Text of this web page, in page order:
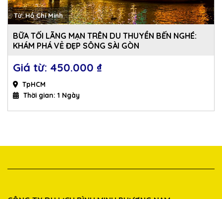
Từ: Hồ Chí Minh
BỮA TỐI LÃNG MẠN TRÊN DU THUYỀN BẾN NGHÉ:
KHÁM PHÁ VẺ ĐẸP SÔNG SÀI GÒN
450.000 ₫
TpHCM
Thời gian: 1 Ngày